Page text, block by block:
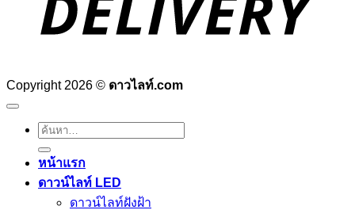
Copyright 2026 © ดาวไลท์.com
ค้นหา:
หน้าแรก
ดาวน์ไลท์ LED
ดาวน์ไลท์ฝังฝ้า